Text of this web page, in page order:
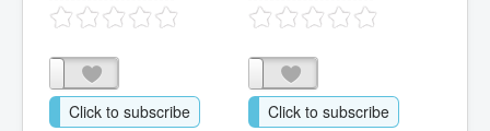
Click to subscribe Click to subscribe